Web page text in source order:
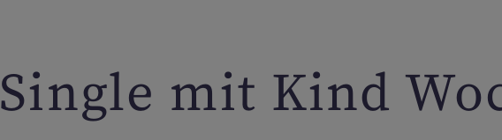
Single mit Kind